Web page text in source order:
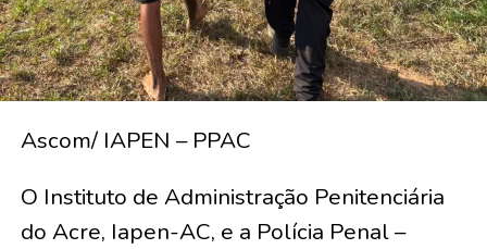
Ascom/ IAPEN – PPAC
O Instituto de Administração Penitenciária
do Acre, Iapen-AC, e a Polícia Penal –